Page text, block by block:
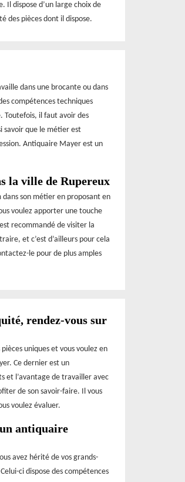
Il dispose d’un large choix de
des pièces dont il dispose.
dans une brocante ou dans
compétences techniques
Toutefois, il faut avoir des
savoir que le métier est
Antiquaire Mayer est un
la ville de Rupereux
son métier en proposant en
voulez apporter une touche
recommandé de visiter la
et c’est d’ailleurs pour cela
le pour de plus amples
rendez-vous sur
uniques et vous voulez en
Ce dernier est un
et l’avantage de travailler avec
de son savoir-faire. Il vous
voulez évaluer.
antiquaire
avez hérité de vos grands-
ci dispose des compétences